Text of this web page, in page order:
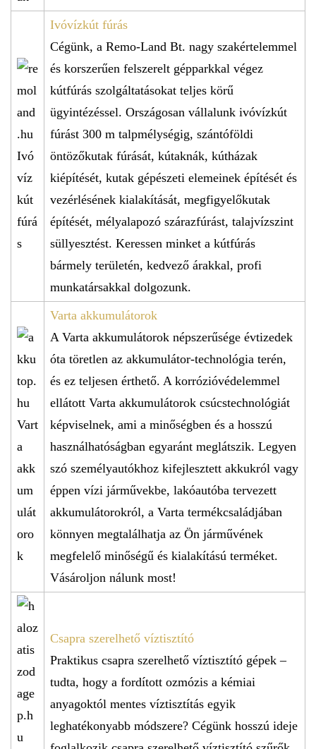
Ivóvízkút fúrás
Cégünk, a Remo-Land Bt. nagy szakértelemmel
és korszerűen felszerelt gépparkkal végez
kútfúrás szolgáltatásokat teljes körű
ügyintézéssel. Országosan vállalunk ivóvízkút
fúrást 300 m talpmélységig, szántóföldi
öntözőkutak fúrását, kútaknák, kútházak
kiépítését, kutak gépészeti elemeinek építését és
vezérlésének kialakítását, megfigyelőkutak
építését, mélyalapozó szárazfúrást, talajvízszint
süllyesztést. Keressen minket a kútfúrás
bármely területén, kedvező árakkal, profi
munkatársakkal dolgozunk.
Varta akkumulátorok
A Varta akkumulátorok népszerűsége évtizedek
óta töretlen az akkumulátor-technológia terén,
és ez teljesen érthető. A korrózióvédelemmel
ellátott Varta akkumulátorok csúcstechnológiát
képviselnek, ami a minőségben és a hosszú
használhatóságban egyaránt meglátszik. Legyen
szó személyautókhoz kifejlesztett akkukról vagy
éppen vízi járművekbe, lakóautóba tervezett
akkumulátorokról, a Varta termékcsaládjában
könnyen megtalálhatja az Ön járművének
megfelelő minőségű és kialakítású terméket.
Vásároljon nálunk most!
Csapra szerelhető víztisztító
Praktikus csapra szerelhető víztisztító gépek –
tudta, hogy a fordított ozmózis a kémiai
anyagoktól mentes víztisztítás egyik
leghatékonyabb módszere? Cégünk hosszú ideje